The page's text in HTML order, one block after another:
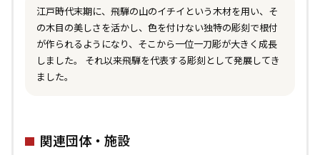
江戸時代末期に、飛騨の山のイチイという木材を用い、そ
の木目の美しさを活かし、色を付けない独特の彫刻で根付
が作られるようになり、そこから一位一刀彫が大きく成長
しました。 それ以来飛騨を代表する彫刻として発展してき
ました。
関連団体・施設